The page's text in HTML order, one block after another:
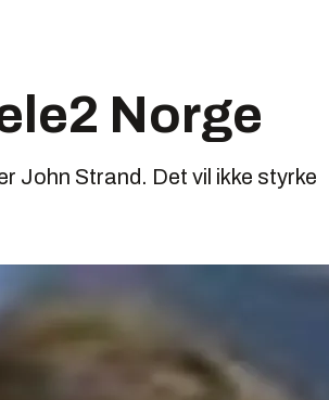
Norge
John Strand. Det vil ikke styrke